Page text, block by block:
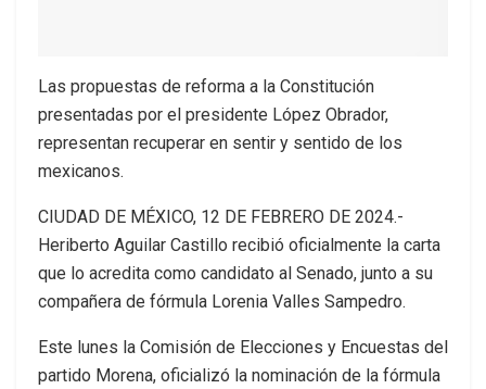
Las propuestas de reforma a la Constitución
presentadas por el presidente López Obrador,
representan recuperar en sentir y sentido de los
mexicanos.
CIUDAD DE MÉXICO, 12 DE FEBRERO DE 2024.-
Heriberto Aguilar Castillo recibió oficialmente la carta
que lo acredita como candidato al Senado, junto a su
compañera de fórmula Lorenia Valles Sampedro.
Este lunes la Comisión de Elecciones y Encuestas del
partido Morena, oficializó la nominación de la fórmula